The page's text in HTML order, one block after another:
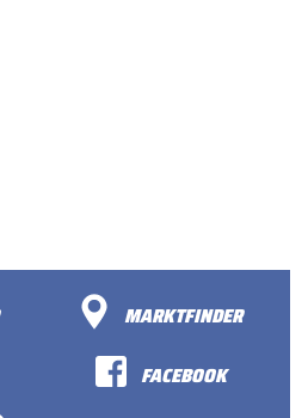
MARKTFINDER
FACEBOOK